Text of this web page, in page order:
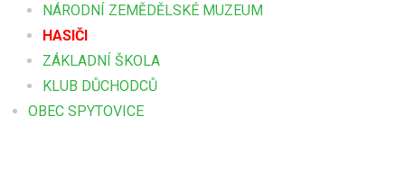
NÁRODNÍ ZEMĚDĚLSKÉ MUZEUM
HASIČI
ZÁKLADNÍ ŠKOLA
KLUB DŮCHODCŮ
OBEC SPYTOVICE